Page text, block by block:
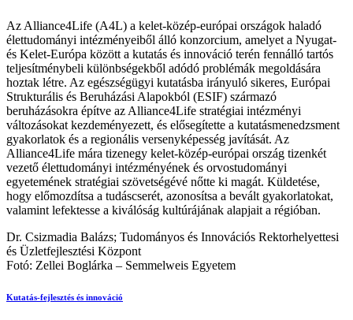
Az Alliance4Life (A4L) a kelet-közép-európai országok haladó
élettudományi intézményeiből álló konzorcium, amelyet a Nyugat-
és Kelet-Európa között a kutatás és innováció terén fennálló tartós
teljesítménybeli különbségekből adódó problémák megoldására
hoztak létre. Az egészségügyi kutatásba irányuló sikeres, Európai
Strukturális és Beruházási Alapokból (ESIF) származó
beruházásokra építve az Alliance4Life stratégiai intézményi
változásokat kezdeményezett, és elősegítette a kutatásmenedzsment
gyakorlatok és a regionális versenyképesség javítását. Az
Alliance4Life mára tizenegy kelet-közép-európai ország tizenkét
vezető élettudományi intézményének és orvostudományi
egyetemének stratégiai szövetségévé nőtte ki magát. Küldetése,
hogy előmozdítsa a tudáscserét, azonosítsa a bevált gyakorlatokat,
valamint lefektesse a kiválóság kultúrájának alapjait a régióban.
Dr. Csizmadia Balázs; Tudományos és Innovációs Rektorhelyettesi
és Üzletfejlesztési Központ
Fotó: Zellei Boglárka – Semmelweis Egyetem
Kutatás-fejlesztés és innováció